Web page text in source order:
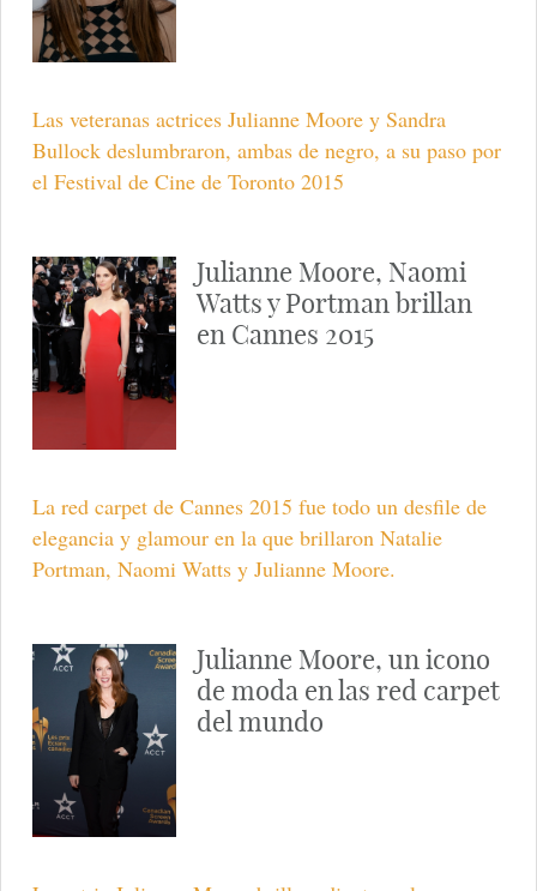
Las veteranas actrices Julianne Moore y Sandra
Bullock deslumbraron, ambas de negro, a su paso por
el Festival de Cine de Toronto 2015
Julianne Moore, Naomi
Watts y Portman brillan
en Cannes 2015
La red carpet de Cannes 2015 fue todo un desfile de
elegancia y glamour en la que brillaron Natalie
Portman, Naomi Watts y Julianne Moore.
Julianne Moore, un icono
de moda en las red carpet
del mundo